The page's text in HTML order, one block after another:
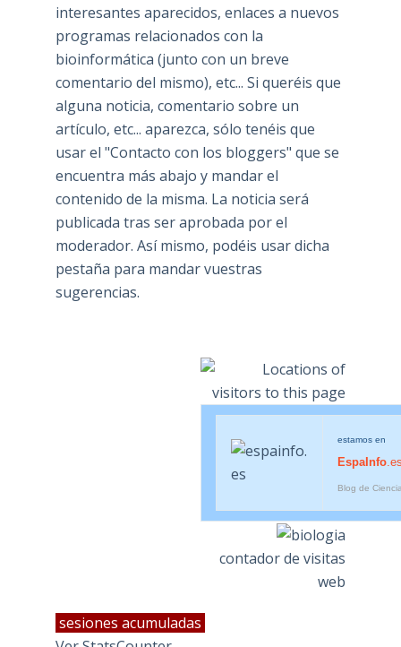
interesantes aparecidos, enlaces a nuevos
programas relacionados con la
bioinformática (junto con un breve
comentario del mismo), etc... Si queréis que
alguna noticia, comentario sobre un
artículo, etc... aparezca, sólo tenéis que
usar el "Contacto con los bloggers" que se
encuentra más abajo y mandar el
contenido de la misma. La noticia será
publicada tras ser aprobada por el
moderador. Así mismo, podéis usar dicha
pestaña para mandar vuestras
sugerencias.
estamos en
EspaInfo
Blog de
contador de visitas
web
sesiones acumuladas